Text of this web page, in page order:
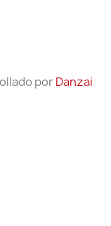
porDanzai